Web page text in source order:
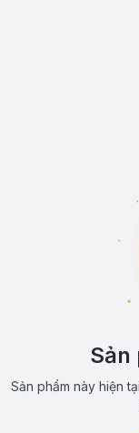
Sản
Sản phẩm này hiện